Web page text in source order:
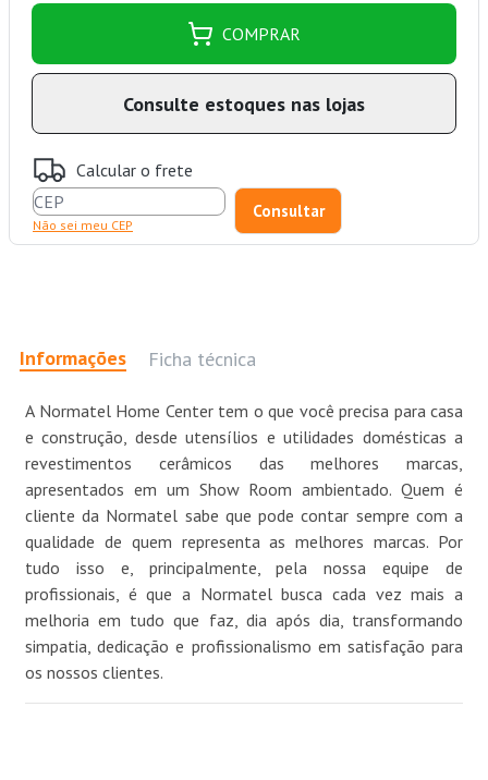
COMPRAR
Consulte estoques nas lojas
Calcular o frete
Não sei meu CEP
Informações Ficha técnica
A Normatel Home Center tem o que você precisa para casa
e construção, desde utensílios e utilidades domésticas a
revestimentos cerâmicos das melhores marcas,
apresentados em um Show Room ambientado. Quem é
cliente da Normatel sabe que pode contar sempre com a
qualidade de quem representa as melhores marcas. Por
tudo isso e, principalmente, pela nossa equipe de
profissionais, é que a Normatel busca cada vez mais a
melhoria em tudo que faz, dia após dia, transformando
simpatia, dedicação e profissionalismo em satisfação para
os nossos clientes.